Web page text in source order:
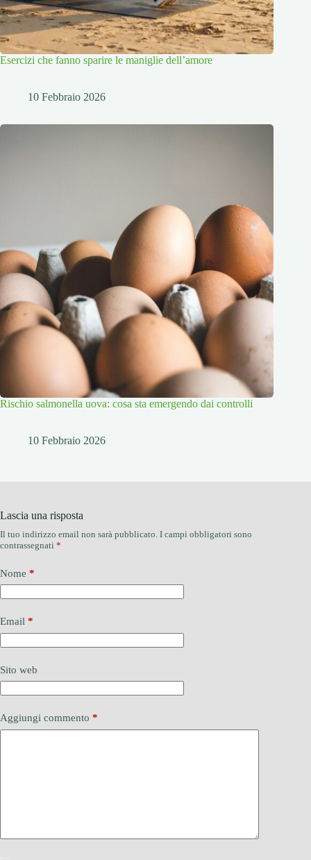
Esercizi che fanno sparire le maniglie dell’amore
10 Febbraio 2026
Rischio salmonella uova: cosa sta emergendo dai controlli
10 Febbraio 2026
Lascia una risposta
Il tuo indirizzo email non sarà pubblicato. I campi obbligatori sono
contrassegnati *
Nome *
Email *
Sito web
Aggiungi commento *